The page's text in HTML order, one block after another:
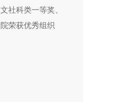
社科类一等奖、
荣获优秀组织